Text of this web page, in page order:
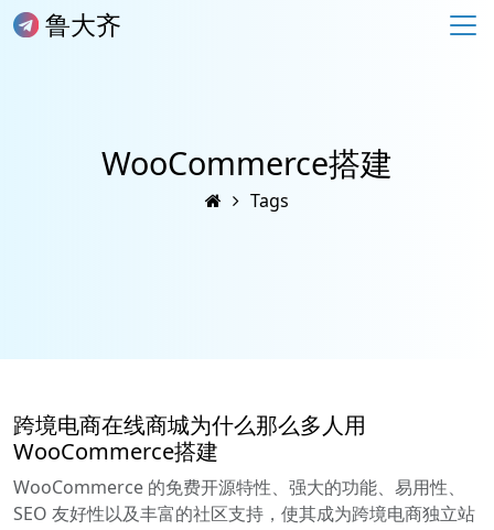
鲁大齐
WooCommerce搭建
Tags
跨境电商在线商城为什么那么多人用
WooCommerce搭建
WooCommerce 的免费开源特性、强大的功能、易用性、
SEO 友好性以及丰富的社区支持，使其成为跨境电商独立站